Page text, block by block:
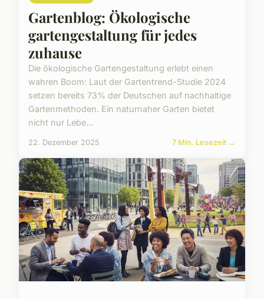
Gartenblog: Ökologische
gartengestaltung für jedes
zuhause
Die ökologische Gartengestaltung erlebt einen
wahren Boom: Laut der Gartentrend-Studie 2024
setzen bereits 73% der Deutschen auf nachhaltige
Gartenmethoden. Ein naturnaher Garten bietet
nicht nur Lebe...
22. Dezember 2025 7 Min. Lesezeit →